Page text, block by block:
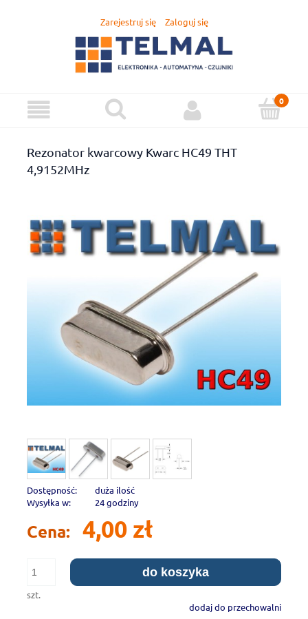
Zarejestruj się Zaloguj się
Rezonator kwarcowy Kwarc HC49 THT
4,9152MHz
Dostępność:
duża ilość
Wysyłka w:
24 godziny
Cena: 4,00 zł
szt.
do koszyka
dodaj do przechowalni